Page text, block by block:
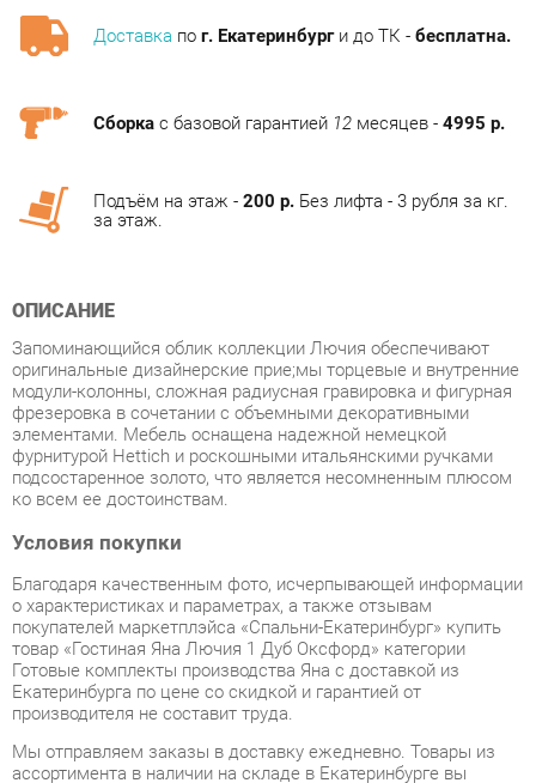
оригинальные дизайнерские приe;мы торцевые и внутренние
фрезеровка в сочетании с объемными декоративными
элементами. Мебель оснащена надежной немецкой
фурнитурой Hettich и роскошными итальянскими ручками
подсостаренное золото, что является несомненным плюсом
ко всем ее достоинствам.
Условия покупки
Благодаря качественным фото, исчерпывающей информации
о характеристиках и параметрах, а также отзывам
покупателей маркетплэйса «Спальни-Екатеринбург» купить
товар «Гостиная Яна Лючия 1 Дуб Оксфорд» категории
Готовые комплекты производства Яна с доставкой из
Екатеринбурга по цене со скидкой и гарантией от
производителя не составит труда.
Мы отправляем заказы в доставку ежедневно. Товары из
ассортимента в наличии на складе в Екатеринбурге вы
получите не позднее48-ми часовс момента оформления
и сборку мебельных изделий.